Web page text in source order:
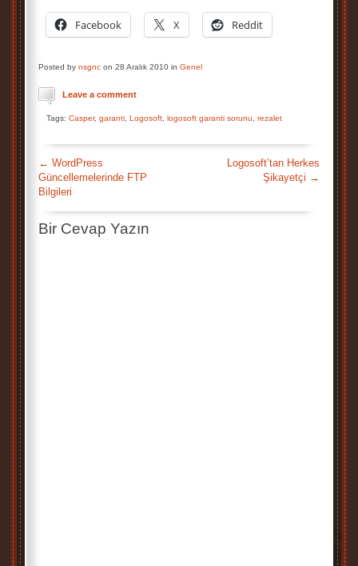
Facebook X Reddit
Posted by nsgnc on 28 Aralık 2010 in Genel
Leave a comment
Tags: Casper, garanti Logosoft logosoft garanti sorunu rezalet
← WordPress
Güncellemelerinde FTP
Bilgileri
Logosoft’tan Herkes
Şikayetçi →
Bir Cevap Yazın